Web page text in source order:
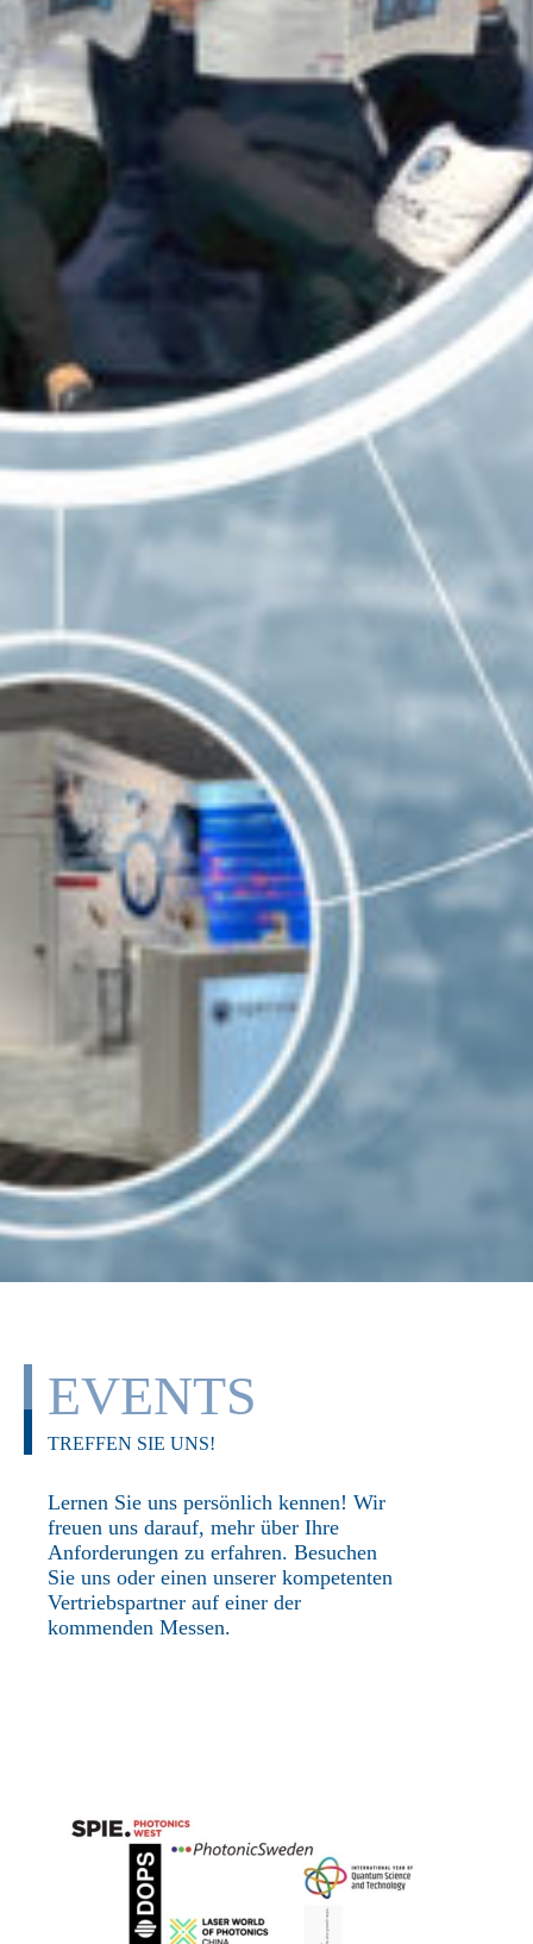
EVENTS
TREFFEN SIE UNS!
Lernen Sie uns persönlich kennen! Wir
freuen uns darauf, mehr über Ihre
Anforderungen zu erfahren. Besuchen
Sie uns oder einen unserer kompetenten
Vertriebspartner auf einer der
kommenden Messen.